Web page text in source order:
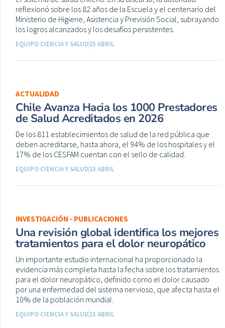
reflexionó sobre los 82 años de la Escuela y el centenario del
Ministerio de Higiene, Asistencia y Previsión Social, subrayando
los logros alcanzados y los desafíos persistentes.
EQUIPO CIENCIA Y SALUD25 ABRIL
ACTUALIDAD
Chile Avanza Hacia los 1000 Prestadores
de Salud Acreditados en 2026
De los 811 establecimientos de salud de la red pública que
deben acreditarse, hasta ahora, el 94% de los hospitales y el
17% de los CESFAM cuentan con el sello de calidad.
EQUIPO CIENCIA Y SALUD23 ABRIL
INVESTIGACIÓN - PUBLICACIONES
Una revisión global identifica los mejores
tratamientos para el dolor neuropático
Un importante estudio internacional ha proporcionado la
evidencia más completa hasta la fecha sobre los tratamientos
para el dolor neuropático, definido como el dolor causado
por una enfermedad del sistema nervioso, que afecta hasta el
10% de la población mundial.
EQUIPO CIENCIA Y SALUD23 ABRIL